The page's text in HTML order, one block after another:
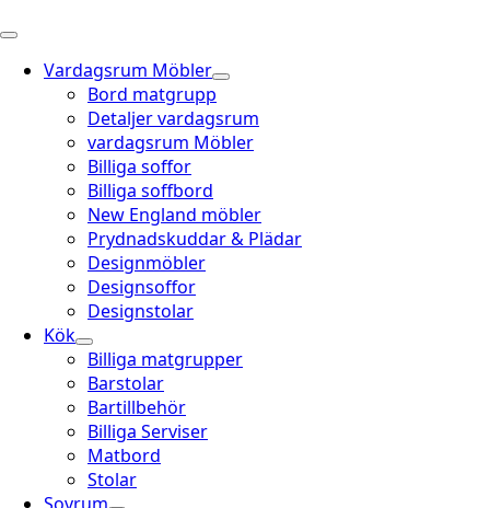
Vardagsrum Möbler
Bord matgrupp
Detaljer vardagsrum
vardagsrum Möbler
Billiga soffor
Billiga soffbord
New England möbler
Prydnadskuddar & Plädar
Designmöbler
Designsoffor
Designstolar
Kök
Billiga matgrupper
Barstolar
Bartillbehör
Billiga Serviser
Matbord
Stolar
Sovrum